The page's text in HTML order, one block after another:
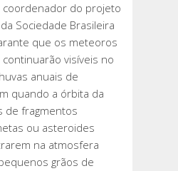
coordenador do projeto
Sociedade Brasileira
que os meteoros
visíveis no
anuais de
quando a órbita da
de fragmentos
ou asteroides
na atmosfera
grãos de